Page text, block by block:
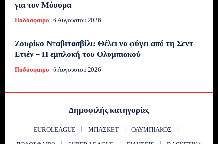
για τον Μόουρα
Ποδόσφαιρο 6 Αυγούστου 2026
Ζουρίκο Νταβιτασβίλι: Θέλει να φύγει από τη Σεντ
Ετιέν – Η εμπλοκή του Ολυμπιακού
Ποδόσφαιρο 6 Αυγούστου 2026
Δημοφιλής κατηγορίες
EUROLEAGUE ΜΠΆΣΚΕΤ
ΟΛΥΜΠΙΑΚΌΣ